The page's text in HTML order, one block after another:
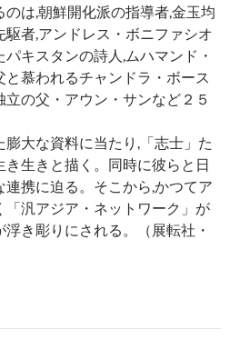
は,朝鮮開化派の指導者,金玉均
者,アンドレス・ボニファシオ
キスタンの詩人,ムハマンド・
慕われるチャンドラ・ボース
の父・アウン・サンなど２５
大な資料に当たり,「志士」た
生きと描く。同時に彼らと日
携に迫る。そこから,かつてア
「汎アジア・ネットワーク」が
き彫りにされる。（展転社・